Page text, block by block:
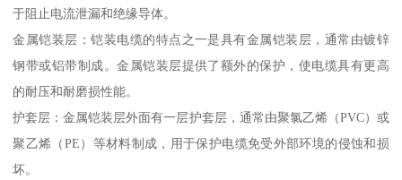
于阻止电流泄漏和绝缘导体。
金属铠装层：铠装电缆的特点之一是具有金属铠装层，通常由镀锌
钢带或铝带制成。金属铠装层提供了额外的保护，使电缆具有更高
的耐压和耐磨损性能。
护套层：金属铠装层外面有一层护套层，通常由聚氯乙烯（PVC）或
聚乙烯（PE）等材料制成，用于保护电缆免受外部环境的侵蚀和损
坏。